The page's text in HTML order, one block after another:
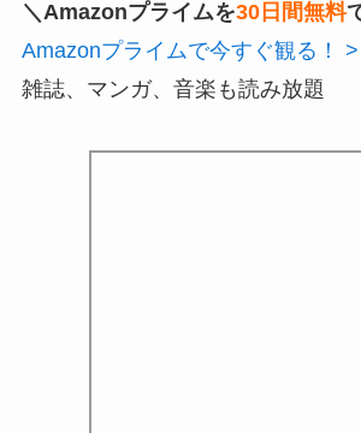
＼Amazonプライムを30日間無料
Amazonプライムで今すぐ観る！ >
雑誌、マンガ、音楽も読み放題